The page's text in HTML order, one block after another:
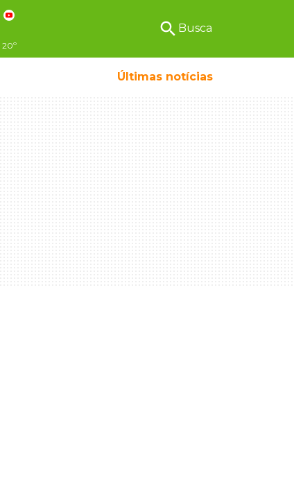
20º
search Busca
Últimas notícias